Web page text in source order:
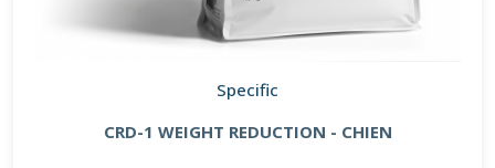
Specific
CRD-1 WEIGHT REDUCTION - CHIEN